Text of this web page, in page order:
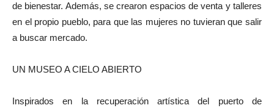
de bienestar. Además, se crearon espacios de venta y talleres
en el propio pueblo, para que las mujeres no tuvieran que salir
a buscar mercado.
UN MUSEO A CIELO ABIERTO
Inspirados en la recuperación artística del puerto de